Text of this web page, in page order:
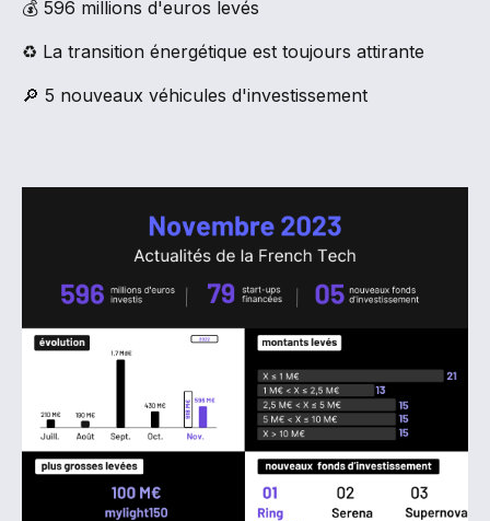
💰 596 millions d'euros levés
♻ La transition énergétique est toujours attirante
🔎 5 nouveaux véhicules d'investissement